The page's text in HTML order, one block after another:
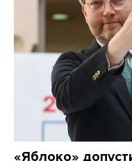
«Яблоко»